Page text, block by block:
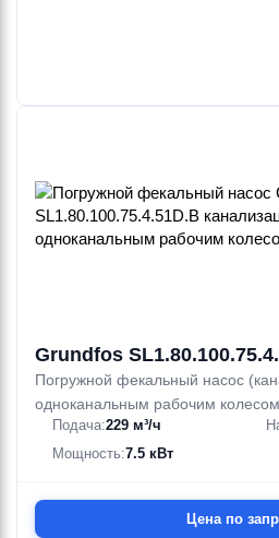
Grundfos
Погружной фекальный насос
одноканальным рабочим колесом
Подача:229 м³/ч
Мощность:7.5 кВт
Цена по